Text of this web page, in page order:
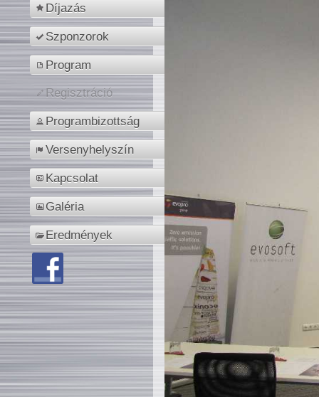
Díjazás
Szponzorok
Program
Regisztráció
Programbizottság
Versenyhelyszín
Kapcsolat
Galéria
Eredmények